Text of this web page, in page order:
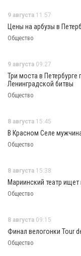
9 августа 11:57
Цены на арбузы в
Общество
9 августа 09:27
Три моста в
Ленинградской битвы
Общество
8 августа 15:45
В Красном Селе
Общество
8 августа 15:38
Мариинский театр
Общество
8 августа 09:15
Финал велогонки Tour
Общество